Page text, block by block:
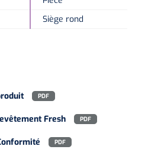
Siège rond
PDF
Fresh PDF
PDF